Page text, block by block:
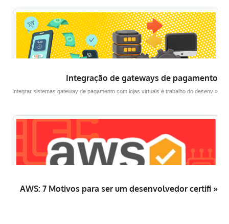
Integração de gateways de pagamento
Integrar sistemas gateway de pagamento com lojas virtuais é trabalho do desenv »
AWS: 7 Motivos para ser um desenvolvedor certifi »